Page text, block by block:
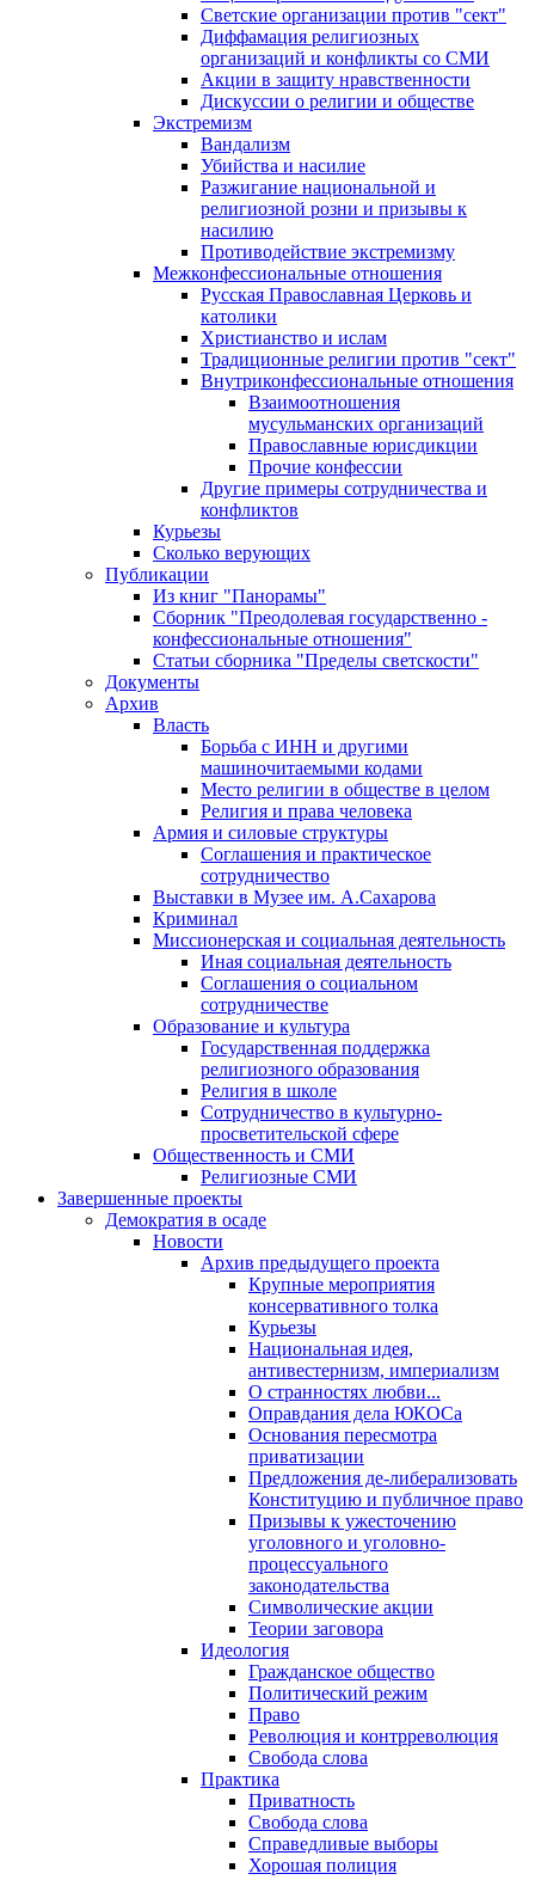
Светские организации против "сект"
Диффамация религиозных
организаций и конфликты со СМИ
Акции в защиту нравственности
Дискуссии о религии и обществе
Экстремизм
Вандализм
Убийства и насилие
Разжигание национальной и
религиозной розни и призывы к
насилию
Противодействие экстремизму
Межконфессиональные отношения
Русская Православная Церковь и
католики
Христианство и ислам
Традиционные религии против "сект"
Внутриконфессиональные отношения
Взаимоотношения
мусульманских организаций
Православные юрисдикции
Прочие конфессии
Другие примеры сотрудничества и
конфликтов
Курьезы
Сколько верующих
Публикации
Из книг "Панорамы"
Сборник "Преодолевая государственно -
конфессиональные отношения"
Статьи сборника "Пределы светскости"
Документы
Архив
Власть
Борьба с ИНН и другими
машиночитаемыми кодами
Место религии в обществе в целом
Религия и права человека
Армия и силовые структуры
Соглашения и практическое
сотрудничество
Выставки в Музее им. А.Сахарова
Криминал
Миссионерская и социальная деятельность
Иная социальная деятельность
Соглашения о социальном
сотрудничестве
Образование и культура
Государственная поддержка
религиозного образования
Религия в школе
Сотрудничество в культурно-
просветительской сфере
Общественность и СМИ
Религиозные СМИ
Завершенные проекты
Демократия в осаде
Новости
Архив предыдущего проекта
Крупные мероприятия
консервативного толка
Курьезы
Национальная идея,
антивестернизм, империализм
О странностях любви...
Оправдания дела ЮКОСа
Основания пересмотра
приватизации
Предложения де-либерализовать
Конституцию и публичное право
Призывы к ужесточению
уголовного и уголовно-
процессуального
законодательства
Символические акции
Теории заговора
Идеология
Гражданское общество
Политический режим
Право
Революция и контрреволюция
Свобода слова
Практика
Приватность
Свобода слова
Справедливые выборы
Хорошая полиция